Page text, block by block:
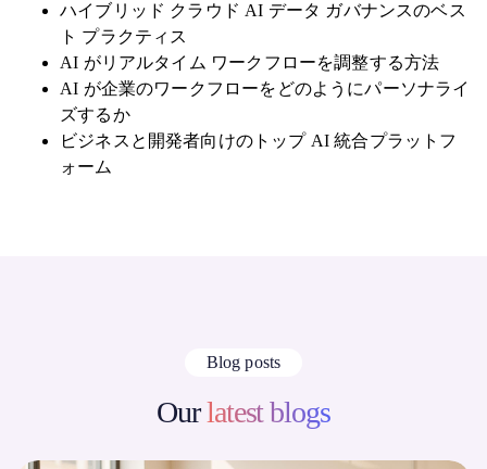
ハイブリッド クラウド AI データ ガバナンスのベス
ト プラクティス
AI がリアルタイム ワークフローを調整する方法
AI が企業のワークフローをどのようにパーソナライ
ズするか
ビジネスと開発者向けのトップ AI 統合プラットフ
ォーム
Blog posts
Ourlatest blogs